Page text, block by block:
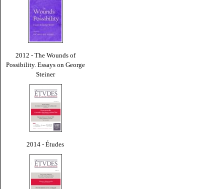
2012 - The Wounds of
Possibility. Essays on George
Steiner
2014 - Études